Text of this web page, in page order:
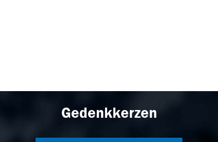
Gedenkkerzen